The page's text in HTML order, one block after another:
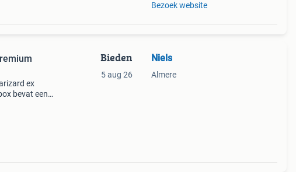
Bezoek website
ex
bevat een
Bieden
5 aug 26
Niels
Almere